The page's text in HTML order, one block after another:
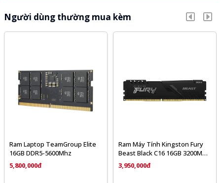
Người dùng thường mua kèm
Ram Laptop TeamGroup Elite
16GB DDR5-5600Mhz
5,800,000đ
Ram Máy Tính Kingston Fury
Beast Black C16 16GB 3200MHz
DDR4 KF432C16BB/16
3,950,000đ